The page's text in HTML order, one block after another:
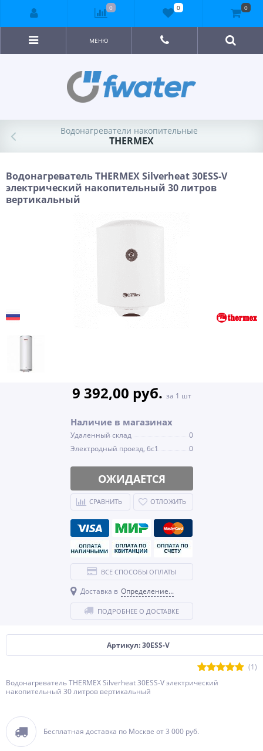
МЕНЮ
Водонагреватели накопительные
THERMEX
Водонагреватель THERMEX Silverheat 30ESS-V
электрический накопительный 30 литров
вертикальный
Артикул: 30ESS-V
(1)
Водонагреватель THERMEX Silverheat 30ESS-V электрический
накопительный 30 литров вертикальный
Бесплатная доставка по Москве от 3 000 руб.
9 392,00 руб. за 1 шт
Наличие в магазинах
Удаленный склад
0
Электродный проезд, 6с1
0
ОЖИДАЕТСЯ
СРАВНИТЬ ОТЛОЖИТЬ
ВСЕ СПОСОБЫ ОПЛАТЫ
Доставка в Определение...
ПОДРОБНЕЕ О ДОСТАВКЕ
0 0 0